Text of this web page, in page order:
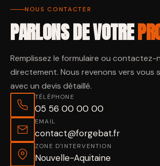
NOUS CONTACTER
PARLONS DE VOTRE
Remplissez le formulaire ou contactez-
directement. Nous revenons vers vous
avec un devis détaillé.
TÉLÉPHONE
05 56 00 00 00
EMAIL
contact@forgebat.fr
ZONE D'INTERVENTION
Nouvelle-Aquitaine